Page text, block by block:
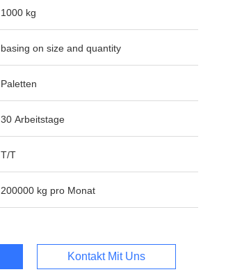
1000 kg
basing on size and quantity
Paletten
30 Arbeitstage
T/T
200000 kg pro Monat
Kontakt Mit Uns